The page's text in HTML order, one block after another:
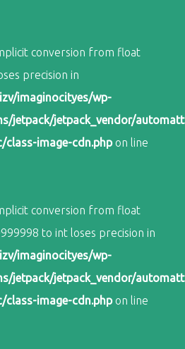
conversion from float
precision in
imaginocityes/wp-
jetpack/jetpack_vendor/
class-image-cdn.phpon line
conversion from float
to int loses precision in
imaginocityes/wp-
jetpack/jetpack_vendor/
class-image-cdn.phpon line